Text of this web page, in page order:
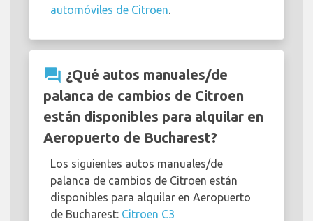
automóviles de Citroen
question_answer ¿Qué autos manuales/de
palanca de cambios de Citroen
están disponibles para alquilar en
Aeropuerto de Bucharest?
Los siguientes autos manuales/de
palanca de cambios de Citroen están
disponibles para alquilar en Aeropuerto
de Bucharest: Citroen C3